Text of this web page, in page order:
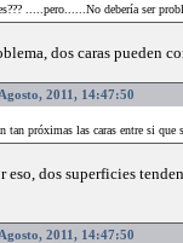
.....pero......No debería ser
dos caras pueden
2011, 14:47:50
tan próximas las caras entre si
eso, dos superficies
2011, 14:47:50